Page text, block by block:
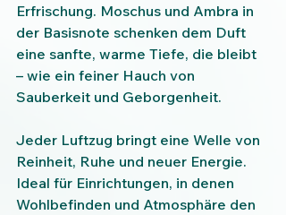
Erfrischung. Moschus und Ambra in
der Basisnote schenken dem Duft
eine sanfte, warme Tiefe, die bleibt
– wie ein feiner Hauch von
Sauberkeit und Geborgenheit.
Jeder Luftzug bringt eine Welle von
Reinheit, Ruhe und neuer Energie.
Ideal für Einrichtungen, in denen
Wohlbefinden und Atmosphäre den